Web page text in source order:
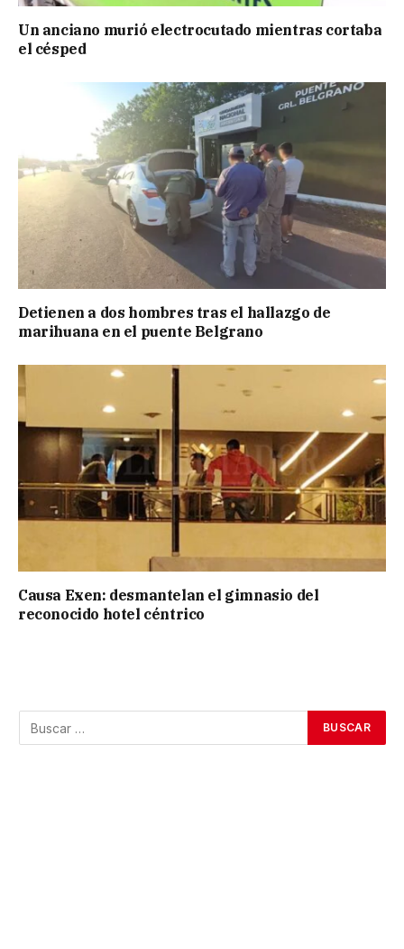
Un anciano murió electrocutado mientras cortaba
el césped
Detienen a dos hombres tras el hallazgo de
marihuana en el puente Belgrano
Causa Exen: desmantelan el gimnasio del
reconocido hotel céntrico